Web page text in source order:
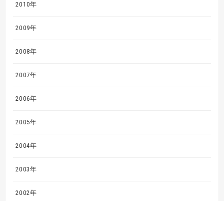
2010年
2009年
2008年
2007年
2006年
2005年
2004年
2003年
2002年